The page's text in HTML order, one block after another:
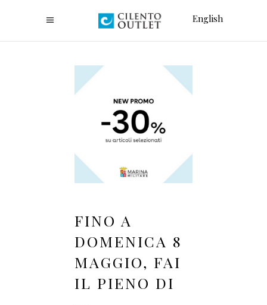
English
FINO A
DOMENICA 8
MAGGIO, FAI
IL PIENO DI